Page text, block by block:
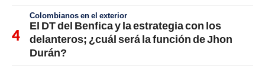
Colombianos en el exterior
El DT del Benfica y la estrategia con los
delanteros; ¿cuál será la función de Jhon
Durán?